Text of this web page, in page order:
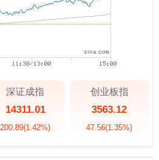
深证成指
14311.01
200.89(1.42%)
创业板指
3563.12
47.56(1.35%)